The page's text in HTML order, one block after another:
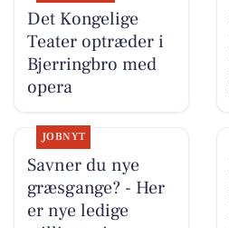
Det Kongelige
Teater optræder i
Bjerringbro med
opera
JOBNYT
Savner du nye
græsgange? - Her
er nye ledige